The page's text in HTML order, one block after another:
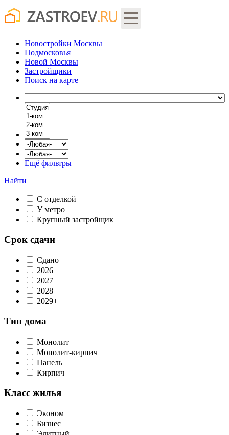
Новостройки Москвы
Подмосковья
Новой Москвы
Застройщики
Поиск на карте
Ещё фильтры
Найти
С отделкой
У метро
Крупный застройщик
Срок сдачи
Сдано
2026
2027
2028
2029+
Тип дома
Монолит
Монолит-кирпич
Панель
Кирпич
Класс жилья
Эконом
Бизнес